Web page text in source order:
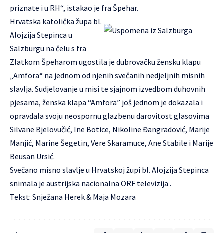
priznate i u RH“, istakao je fra Špehar.
Hrvatska katolička župa bl.
Alojzija Stepinca u
Salzburgu na čelu s fra
Zlatkom Špeharom ugostila je dubrovačku žensku klapu
„Amfora“ na jednom od njenih svečanih nedjeljnih misnih
slavlja. Sudjelovanje u misi te sjajnom izvedbom duhovnih
pjesama, ženska klapa “Amfora” još jednom je dokazala i
opravdala svoju neospornu glazbenu darovitost glasovima
Silvane Bjelovučić, Ine Botice, Nikoline Đangradović, Marije
Manjić, Marine Šegetin, Vere Skaramuce, Ane Stabile i Marije
Beusan Ursić.
Svečano misno slavlje u Hrvatskoj župi bl. Alojzija Stepinca
snimala je austrijska nacionalna ORF televizija .
Tekst: Snježana Herek & Maja Mozara